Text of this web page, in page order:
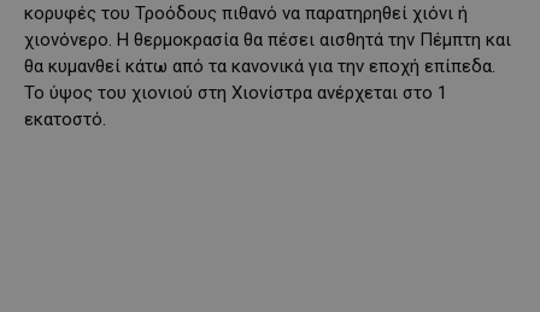
κορυφές του Τροόδους πιθανό να παρατηρηθεί χιόνι ή
χιονόνερο. Η θερμοκρασία θα πέσει αισθητά την Πέμπτη και
θα κυμανθεί κάτω από τα κανονικά για την εποχή επίπεδα.
Το ύψος του χιονιού στη Χιονίστρα ανέρχεται στο 1
εκατοστό.